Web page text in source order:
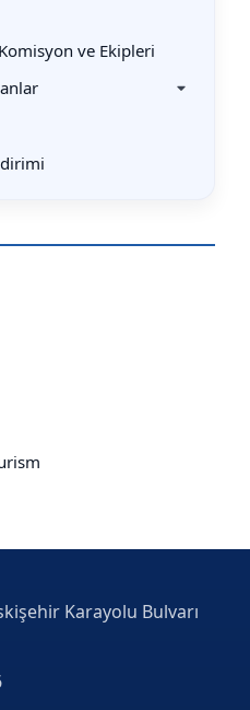
ve Ekipleri
Karayolu Bulvarı